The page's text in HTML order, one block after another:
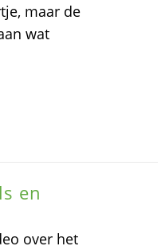
maar de
wat
en
over het